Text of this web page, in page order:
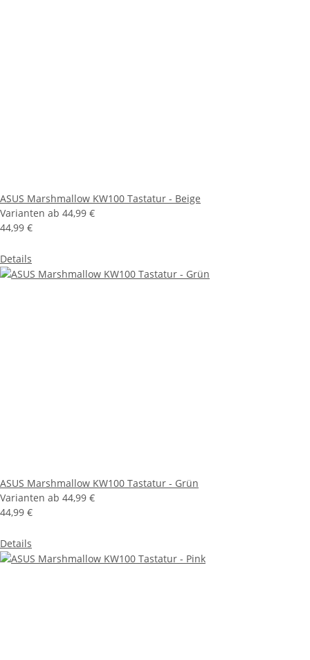
ASUS Marshmallow KW100 Tastatur - Beige
Varianten ab 44,99 €
44,99 €
Details
ASUS Marshmallow KW100 Tastatur - Grün
Varianten ab 44,99 €
44,99 €
Details